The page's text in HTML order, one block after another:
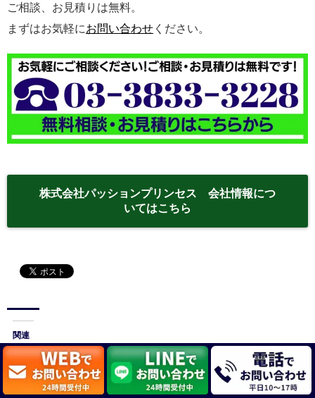
ご相談、お見積りは無料。
まずはお気軽にお問い合わせ ください。
株式会社パッションプリンセス 会社情報につ
いてはこちら
関連